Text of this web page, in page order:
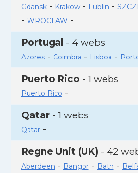
Gdansk- Krakow- Lublin -
- WROCLAW -
Portugal - 4 webs
Azores- Coimbra - Lisboa -
Puerto Rico - 1 webs
Puerto Rico -
Qatar- 1 webs
Qatar-
Regne Unit (UK) - 42
Aberdeen - Bangor- Bath -